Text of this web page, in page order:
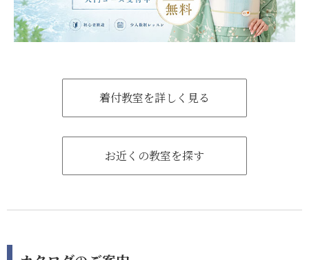
着付教室を詳しく見る
お近くの教室を探す